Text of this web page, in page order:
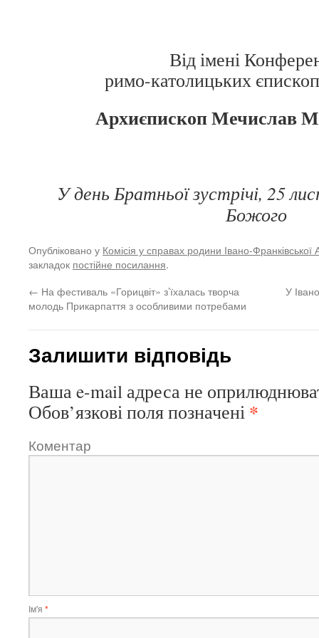
Від імені
римо-католицьких
Архиєпископ Мечислав
У день Братньої зустрічі, 25
Божого
Опубліковано у Комісія у справах родини Івано-Франківської
закладок постійне посилання.
← На фестиваль «Горицвіт» з’їхалась творча
молодь Прикарпаття з особливими потребами
У
Залишити відповідь
Ваша e-mail адреса не
Обов’язкові поля позначені *
Коментар
Ім'я *